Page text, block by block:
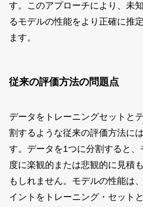
す。このアプローチにより、未
るモデルの性能をより正確に推
ます。
従来の評価方法の問題点
データをトレーニングセットと
割するような従来の評価方法に
す。データを1つに分割すると、
度に楽観的または悲観的に見積
もしれません。モデルの性能は
イントをトレーニング・セット